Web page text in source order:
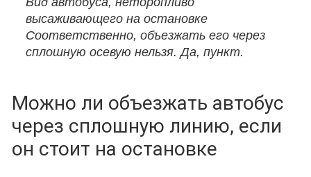
высаживающего на остановке
Соответственно​, объезжать его через
сплошную осевую нельзя. Да, пункт.
Можно ли объезжать автобус
через сплошную линию, если
он стоит на остановке